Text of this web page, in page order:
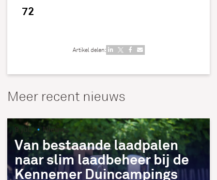
72
Artikel delen:
Meer recent nieuws
9 juli Nieuws
Van bestaande laadpalen
naar slim laadbeheer bij de
Kennemer Duincampings